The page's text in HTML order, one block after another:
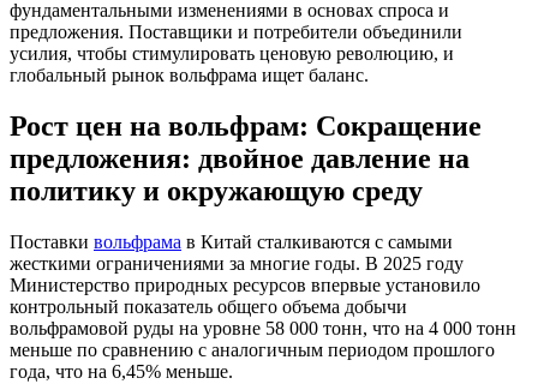
фундаментальными изменениями в основах спроса и
предложения. Поставщики и потребители объединили
усилия, чтобы стимулировать ценовую революцию, и
глобальный рынок вольфрама ищет баланс.
Рост цен на вольфрам: Сокращение
предложения: двойное давление на
политику и окружающую среду
Поставки вольфрама в Китай сталкиваются с самыми
жесткими ограничениями за многие годы. В 2025 году
Министерство природных ресурсов впервые установило
контрольный показатель общего объема добычи
вольфрамовой руды на уровне 58 000 тонн, что на 4 000 тонн
меньше по сравнению с аналогичным периодом прошлого
года, что на 6,45% меньше.